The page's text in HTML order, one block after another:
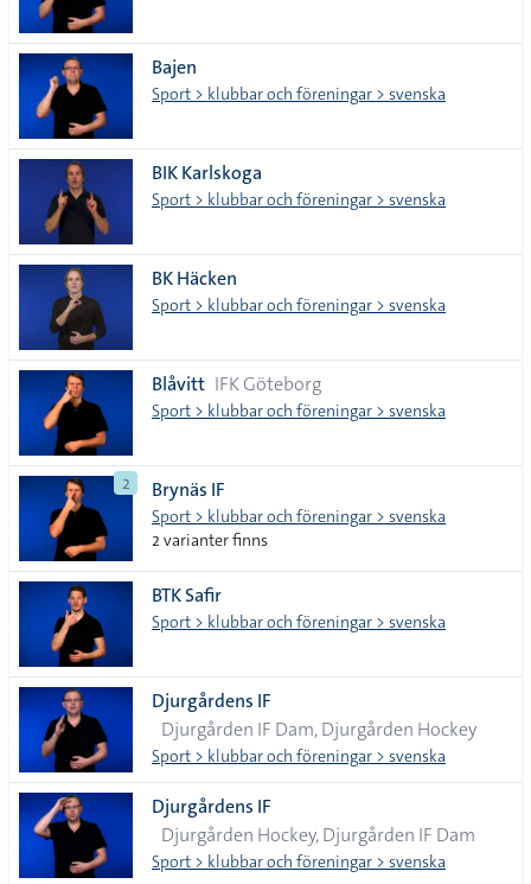
Bajen
Sport > klubbar och föreningar > svenska
BIK Karlskoga
Sport > klubbar och föreningar > svenska
BK Häcken
Sport > klubbar och föreningar > svenska
Blåvitt IFK Göteborg
Sport > klubbar och föreningar > svenska
2 Brynäs IF
Sport > klubbar och föreningar > svenska
2 varianter finns
BTK Safir
Sport > klubbar och föreningar > svenska
Djurgårdens IF
Djurgården IF Dam, Djurgården Hockey
Sport > klubbar och föreningar > svenska
Djurgårdens IF
Djurgården Hockey, Djurgården IF Dam
Sport > klubbar och föreningar > svenska